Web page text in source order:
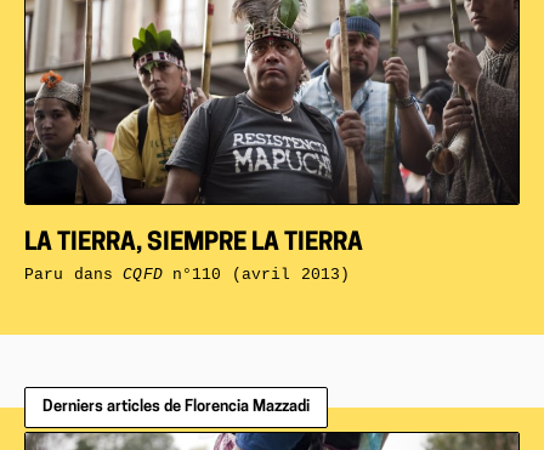
LA TIERRA, SIEMPRE LA TIERRA
Paru dansCQFDn°110 (avril 2013)
Derniers articles de Florencia Mazzadi